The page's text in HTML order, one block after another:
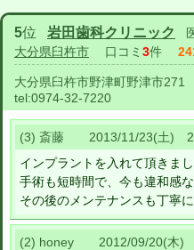
5位 岩田歯科クリニック
大分県臼杵市 口コミ 3件
大分県臼杵市野津町野津市271
tel:0974-32-7220
(3) 斎藤 2013/11/23(土)
インプラントを入れて頂きまし
手術も短時間で、今も違和感な
その後のメンテナンスも丁寧
(2) honey 2012/09/20(木)